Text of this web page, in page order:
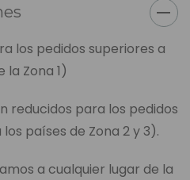
los pedidos superiores a
la Zona 1)
reducidos para los pedidos
países de Zona 2 y 3).
a cualquier lugar de la